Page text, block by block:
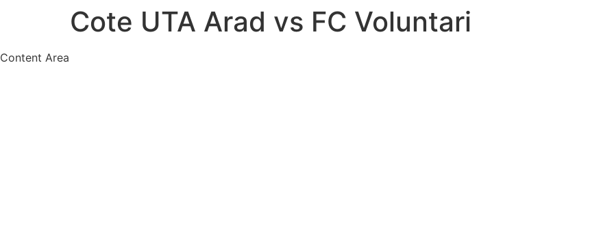
Cote UTA Arad vs FC Voluntari
Content Area